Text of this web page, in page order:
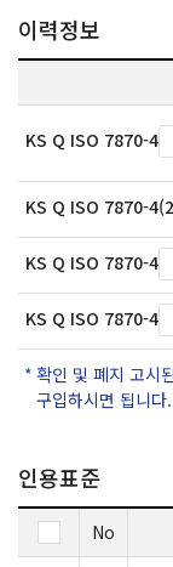
이력정보
KS Q ISO 7870-4
KS Q ISO 7870-
KS Q ISO 7870-4
KS Q ISO 7870-4
확인 및 폐지 고시
구입하시면 됩니다.
인용표준
No